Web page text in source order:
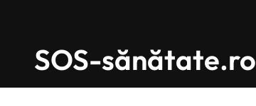
SOS-sănătate.ro